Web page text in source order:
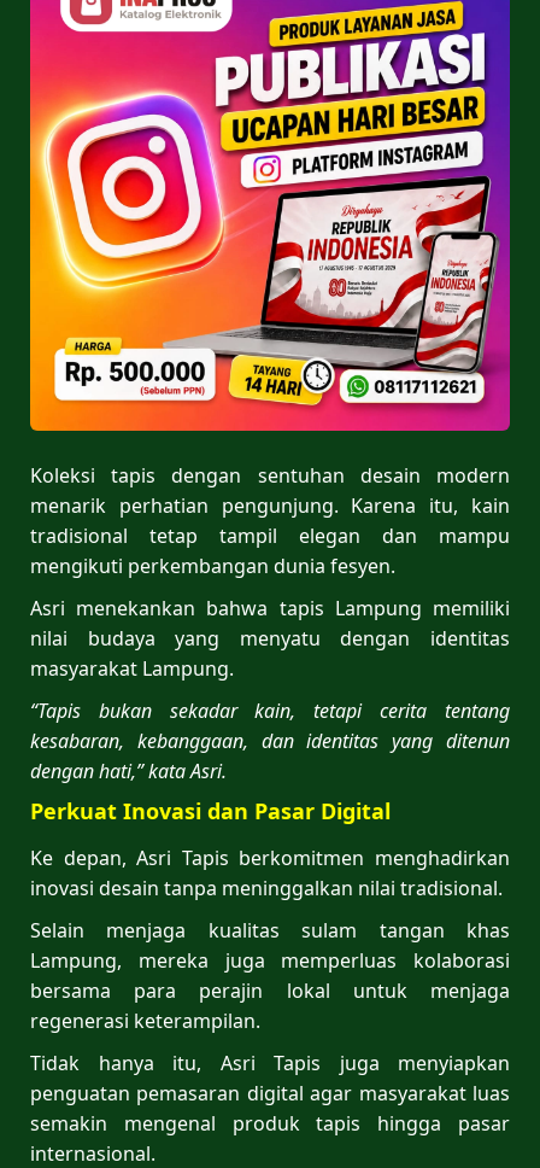
Koleksi tapis dengan sentuhan desain modern
menarik perhatian pengunjung. Karena itu, kain
tradisional tetap tampil elegan dan mampu
mengikuti perkembangan dunia fesyen.
Asri menekankan bahwa tapis Lampung memiliki
nilai budaya yang menyatu dengan identitas
masyarakat Lampung.
“Tapis bukan sekadar kain, tetapi cerita tentang
kesabaran, kebanggaan, dan identitas yang ditenun
dengan hati,” kata Asri.
Perkuat Inovasi dan Pasar Digital
Ke depan, Asri Tapis berkomitmen menghadirkan
inovasi desain tanpa meninggalkan nilai tradisional.
Selain menjaga kualitas sulam tangan khas
Lampung, mereka juga memperluas kolaborasi
bersama para perajin lokal untuk menjaga
regenerasi keterampilan.
Tidak hanya itu, Asri Tapis juga menyiapkan
penguatan pemasaran digital agar masyarakat luas
semakin mengenal produk tapis hingga pasar
internasional.